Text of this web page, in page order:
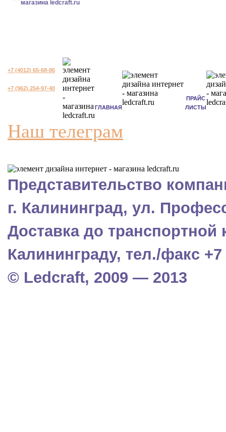
+7 (4012) 65-68-86
+7 (962) 254-97-40
ГЛАВНАЯ
ПРАЙС
ЛИСТЫ
Наш телеграм
Представительство
г. Калининград, ул.
Доставка до
Калининграду, тел./факс +7
© Ledcraft, 2009 — 2013